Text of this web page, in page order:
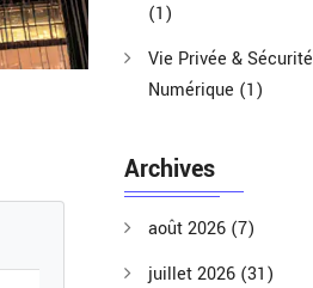
(1)
Vie Privée & Sécurité
Numérique (1)
Archives
août 2026 (7)
juillet 2026 (31)